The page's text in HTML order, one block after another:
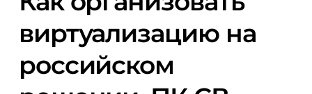
виртуализацию на
российском